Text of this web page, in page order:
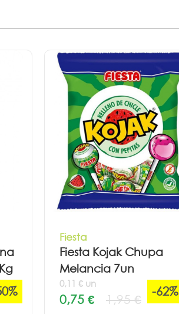
Fiesta
Fiesta Kojak Chupa
Melancia 7un
0,11 € un
0,75 € 1,95 €
-62%